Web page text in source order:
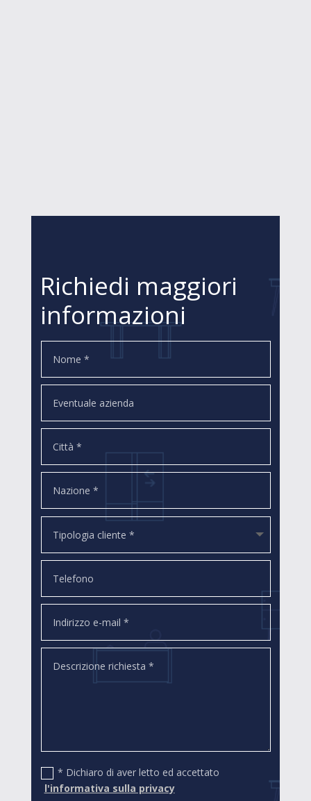
Richiedi maggiori
informazioni
* Dichiaro di aver letto ed accettato
l'informativa sulla privacy